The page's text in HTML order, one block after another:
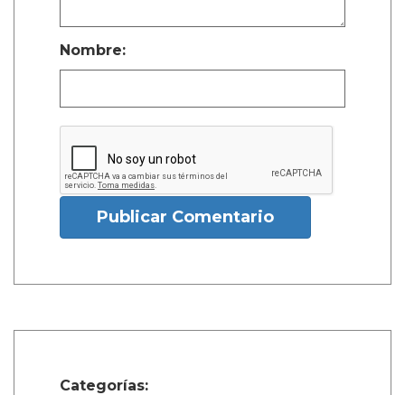
Nombre:
Publicar Comentario
Categorías: